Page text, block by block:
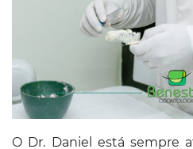
O Dr. Daniel está sempre